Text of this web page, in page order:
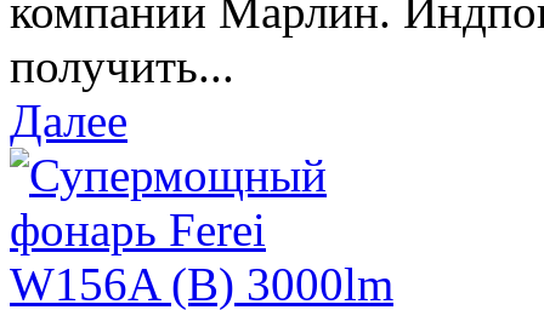
компании Марлин.
получить...
Далее